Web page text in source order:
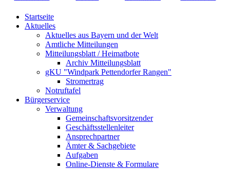
Startseite
Aktuelles
Aktuelles aus Bayern und der Welt
Amtliche Mitteilungen
Mitteilungsblatt / Heimatbote
Archiv Mitteilungsblatt
gKU "Windpark Pettendorfer Rangen"
Stromertrag
Notruftafel
Bürgerservice
Verwaltung
Gemeinschaftsvorsitzender
Geschäftsstellenleiter
Ansprechpartner
Ämter & Sachgebiete
Aufgaben
Online-Dienste & Formulare